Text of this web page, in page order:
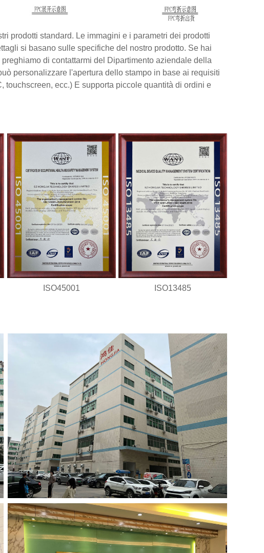
prodotti standard. Le immagini e i parametri dei prodotti
si basano sulle specifiche del nostro prodotto. Se hai
di contattarmi del Dipartimento aziendale della
personalizzare l'apertura dello stampo in base ai requisiti
ecc.) E supporta piccole quantità di ordini e
ISO45001 ISO13485